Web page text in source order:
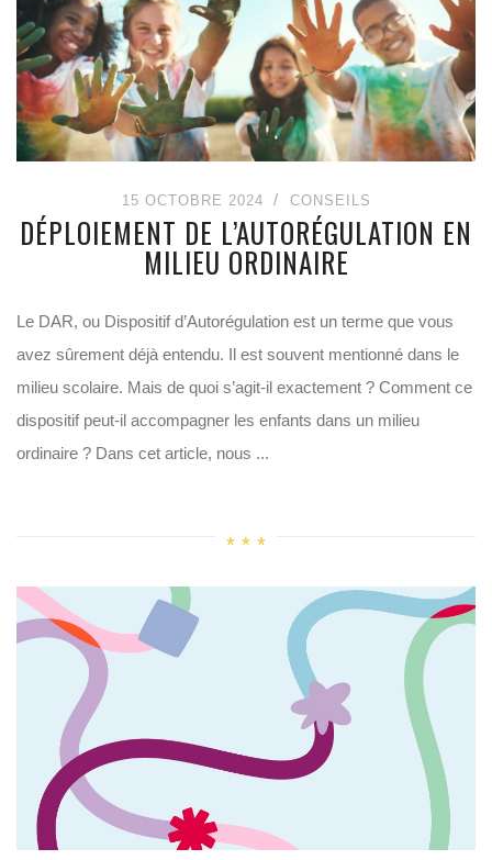
15 OCTOBRE 2024 CONSEILS
DÉPLOIEMENT DE L’AUTORÉGULATION EN
MILIEU ORDINAIRE
Le DAR, ou Dispositif d’Autorégulation est un terme que vous
avez sûrement déjà entendu. Il est souvent mentionné dans le
milieu scolaire. Mais de quoi s’agit-il exactement ? Comment ce
dispositif peut-il accompagner les enfants dans un milieu
ordinaire ? Dans cet article, nous ...